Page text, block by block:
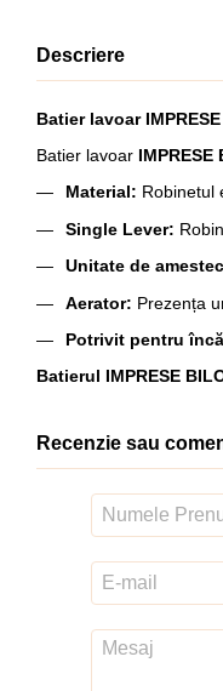
Descriere
Batier lavoar
Batier lavoar IMPRESE
Material: Robinetul
Single Lever:
Unitate de
Aerator: Prezența
Potrivit pentru
Batierul IMPRESE
Recenzie sau